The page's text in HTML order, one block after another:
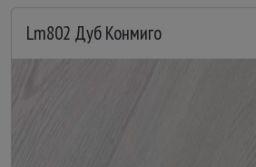
Lm802 Дуб Конмиго